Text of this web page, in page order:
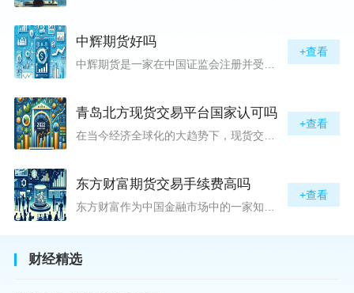
中辉期货好吗
+查看
青岛北方现货交易平台国家认可吗
+查看
东方财富期货交易手续费高吗
+查看
财经精选